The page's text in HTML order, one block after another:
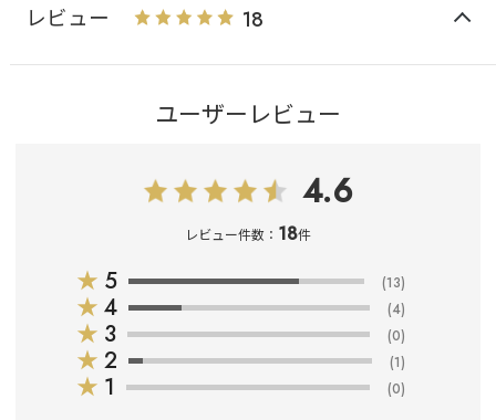
レビュー 18
ユーザーレビュー
4.6
レビュー件数： 18件
★ 5 (13)
★ 4 (4)
★ 3 (0)
★ 2 (1)
★ 1 (0)